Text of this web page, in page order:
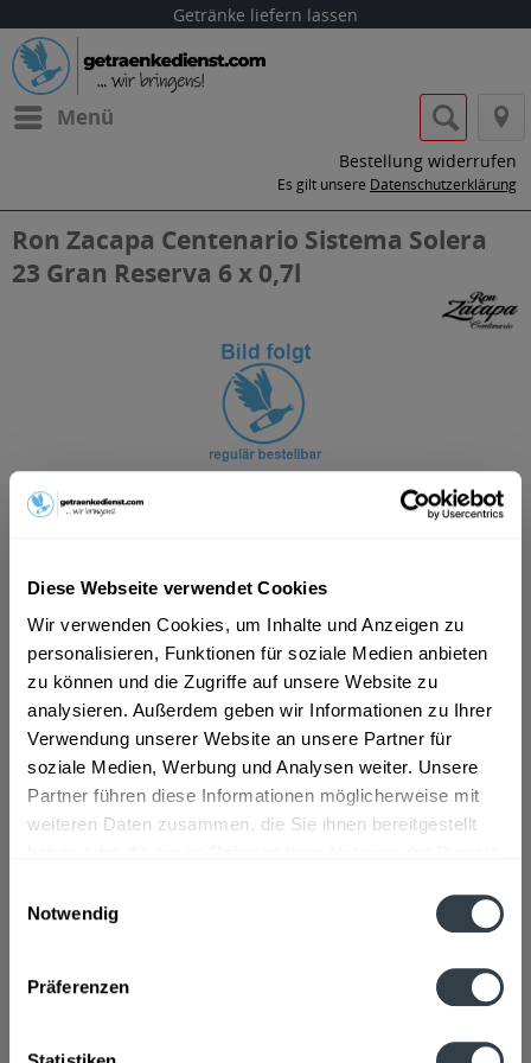
Diese Webseite verwendet Cookies
Wir verwenden Cookies, um Inhalte und Anzeigen zu
personalisieren, Funktionen für soziale Medien anbieten
zu können und die Zugriffe auf unsere Website zu
analysieren. Außerdem geben wir Informationen zu Ihrer
Verwendung unserer Website an unsere Partner für
soziale Medien, Werbung und Analysen weiter. Unsere
Partner führen diese Informationen möglicherweise mit
weiteren Daten zusammen, die Sie ihnen bereitgestellt
Notwendig
Präferenzen
Getränke liefern lassen
Menü
Bestellung widerrufen
Es gilt unsere Datenschutzerklärung
Ron Zacapa Centenario Sistema Solera
23 Gran Reserva 6 x 0,7l
ab 101,01 € *
Inhalt:4.2 Liter (24,05 € * / 1 Liter)
inkl. MwSt.
ggf. zzgl. Erschwerniszuschlag
Vorrätig
In denWarenkorb
Artikel-Nr.:
32304
Beschreibung
Diageo Brands, B.V. Malenwerf 10-12, 1014 BG, Amsterdam,